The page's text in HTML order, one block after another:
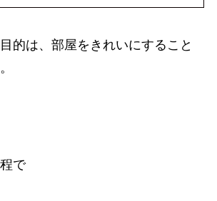
的は、部屋をきれいにすること
で